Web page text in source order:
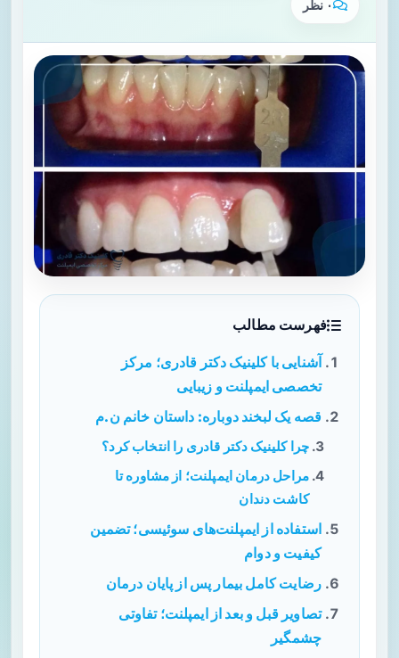
۰ نظر
فهرست مطالب
آشنایی با کلینیک دکتر قادری؛ مرکز
تخصصی ایمپلنت و زیبایی
قصه یک لبخند دوباره: داستان خانم ن.م
چرا کلینیک دکتر قادری را انتخاب کرد؟
مراحل درمان ایمپلنت؛ از مشاوره تا
کاشت دندان
استفاده از ایمپلنت‌های سوئیسی؛ تضمین
کیفیت و دوام
رضایت کامل بیمار پس از پایان درمان
تصاویر قبل و بعد از ایمپلنت؛ تفاوتی
چشمگیر